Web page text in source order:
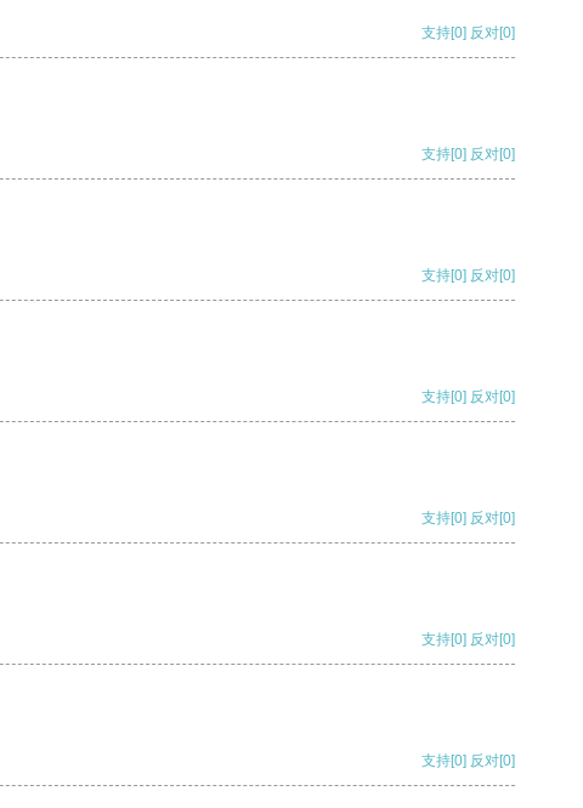
支持[0] 反对[0]
支持[0] 反对[0]
支持[0] 反对[0]
支持[0] 反对[0]
支持[0] 反对[0]
支持[0] 反对[0]
支持[0] 反对[0]